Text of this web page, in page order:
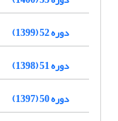
دوره 52 (1399)
دوره 51 (1398)
دوره 50 (1397)